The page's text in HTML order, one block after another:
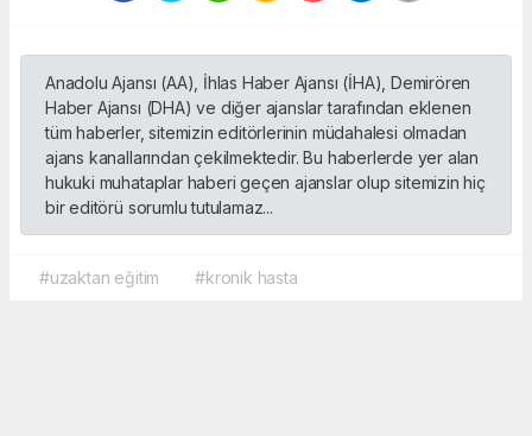
Anadolu Ajansı (AA), İhlas Haber Ajansı (İHA), Demirören
Haber Ajansı (DHA) ve diğer ajanslar tarafından eklenen
tüm haberler, sitemizin editörlerinin müdahalesi olmadan
ajans kanallarından çekilmektedir. Bu haberlerde yer alan
hukuki muhataplar haberi geçen ajanslar olup sitemizin hiç
bir editörü sorumlu tutulamaz...
#uzaktan eğitim #kronik hasta